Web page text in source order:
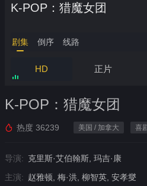
K-POP：猎魔女团
剧集 倒序 线路
HD 正片
K-POP：猎魔女团
热度 36239 美国 / 加拿大 喜剧
导演: 克里斯·艾伯翰斯, 玛吉·康
主演: 赵雅顿, 梅·洪, 柳智英, 安孝燮